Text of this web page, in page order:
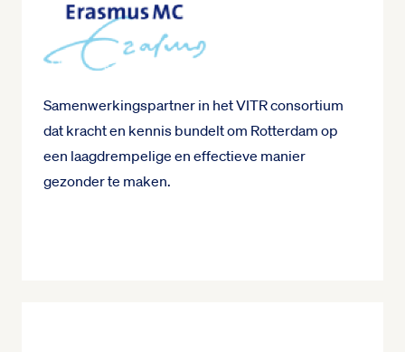
Samenwerkingspartner in het VITR consortium
dat kracht en kennis bundelt om Rotterdam op
een laagdrempelige en effectieve manier
gezonder te maken.